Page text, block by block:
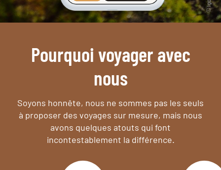
Pourquoi voyager avec
nous
Soyons honnête, nous ne sommes pas les seuls
à proposer des voyages sur mesure, mais nous
avons quelques atouts qui font
incontestablement la différence.